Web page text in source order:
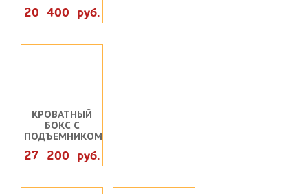
20 400 руб.
КРОВАТНЫЙ
БОКС С
ПОДЪЕМНИКОМ
27 200 руб.